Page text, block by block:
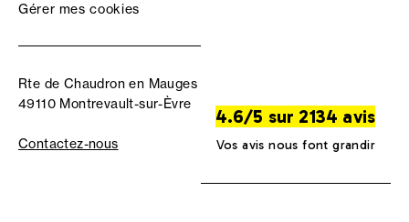
Gérer mes cookies
Rte de Chaudron en Mauges
49110 Montrevault-sur-Èvre
Contactez-nous
4.6/5 sur 2134 avis
Vos avis nous font grandir